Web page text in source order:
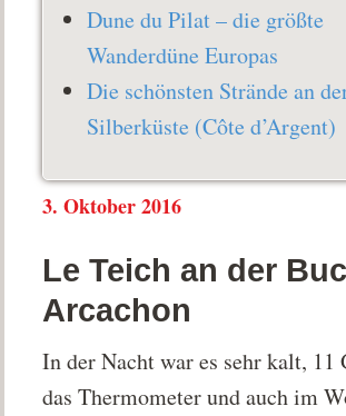
Dune du Pilat – die größte
Wanderdüne Europas
Die schönsten Strände an
Silberküste (Côte d’Argent)
3. Oktober 2016
Le Teich an der
Arcachon
In der Nacht war es sehr kalt, 11
das Thermometer und auch im